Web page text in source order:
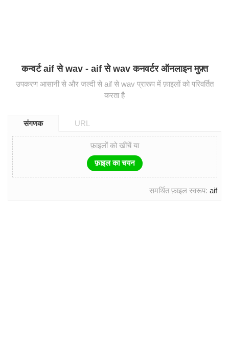
कन्वर्ट aif से wav - aif से wav कनवर्टर ऑनलाइन मुफ़्त
उपकरण आसानी से और जल्दी से aif से wav प्रारूप में फ़ाइलों को परिवर्तित
करता है
संगणक URL
फ़ाइलों को खींचें या
फ़ाइल का चयन
समर्थित फ़ाइल स्वरूप: aif